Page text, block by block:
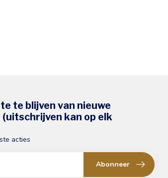
te blijven van nieuwe
kan op elk
acties
Abonneer